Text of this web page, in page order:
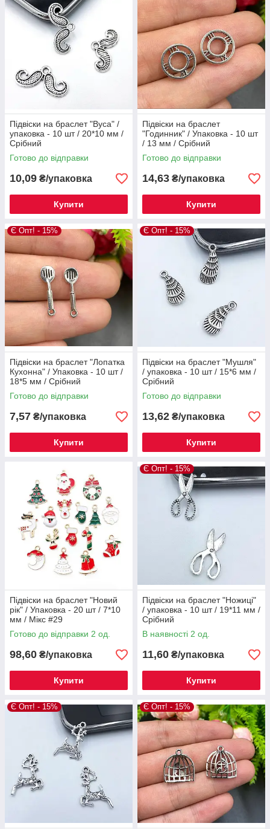
Підвіски на браслет "Вуса" /
упаковка - 10 шт / 20*10 мм /
Срібний
Готово до відправки
10,09 ₴/упаковка
Купити
Підвіски на браслет
"Годинник" / Упаковка - 10 шт
/ 13 мм / Срібний
Готово до відправки
14,63 ₴/упаковка
Купити
Є Опт! - 15%
Підвіски на браслет "Лопатка
Кухонна" / Упаковка - 10 шт /
18*5 мм / Срібний
Готово до відправки
7,57 ₴/упаковка
Купити
Є Опт! - 15%
Підвіски на браслет "Мушля"
/ упаковка - 10 шт / 15*6 мм /
Срібний
Готово до відправки
13,62 ₴/упаковка
Купити
Підвіски на браслет "Новий
рік" / Упаковка - 20 шт / 7*10
мм / Мікс #29
Готово до відправки 2 од.
98,60 ₴/упаковка
Купити
Є Опт! - 15%
Підвіски на браслет "Ножиці"
/ упаковка - 10 шт / 19*11 мм /
Срібний
В наявності 2 од.
11,60 ₴/упаковка
Купити
Є Опт! - 15% Є Опт! - 15%